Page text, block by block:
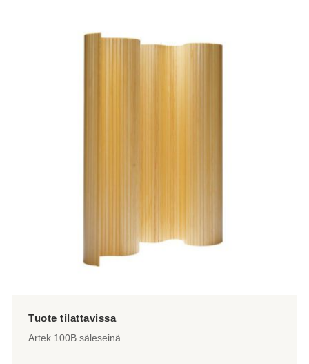
Artek 100B säleseinä